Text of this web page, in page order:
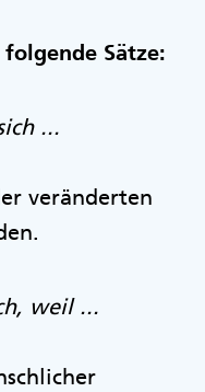
Sätze:
...
veränderten
weil ...